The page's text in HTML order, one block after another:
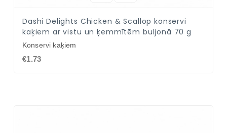
Dashi Delights Chicken & Scallop konservi
kaķiem ar vistu un ķemmītēm buljonā 70 g
Konservi kaķiem
€1.73